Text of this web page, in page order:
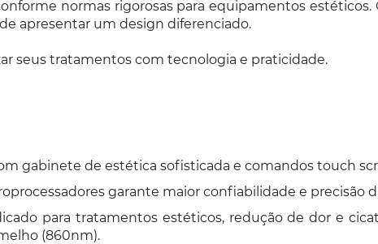
normas rigorosas para equipamentos
apresentar um design diferenciado.
seus tratamentos com tecnologia e praticidade.
gabinete de estética sofisticada e comandos touch
garante maior confiabilidade e precisão
para tratamentos estéticos, redução de dor e
(860nm).